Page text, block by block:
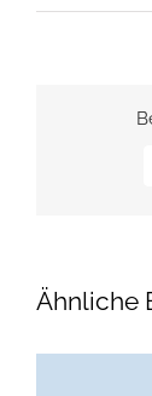
Ähnliche